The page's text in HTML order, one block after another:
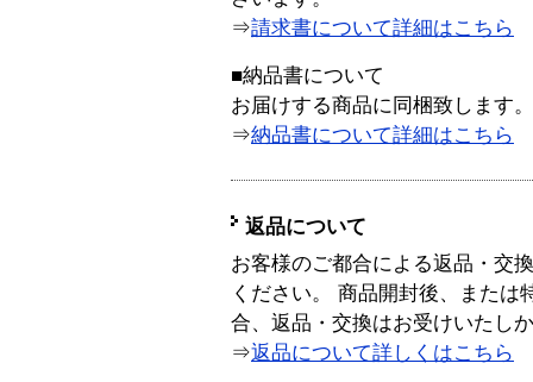
⇒請求書について詳細はこちら
■納品書について
お届けする商品に同梱致します。
⇒納品書について詳細はこちら
返品について
お客様のご都合による返品・交
ください。 商品開封後、または
合、返品・交換はお受けいたし
⇒返品について詳しくはこちら